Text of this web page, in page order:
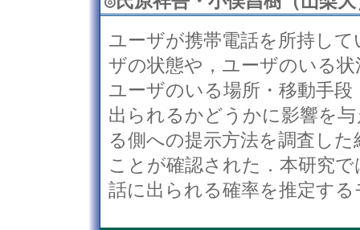
ユーザが携帯電話を所持し
ザの状態や，ユーザのいる
ユーザのいる場所・移動手
出られるかどうかに影響を
る側への提示方法を調査し
ことが確認された．本研究
話に出られる確率を推定す